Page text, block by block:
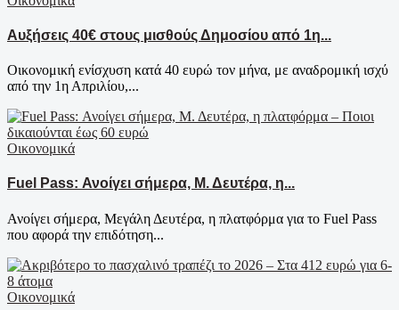
Αυξήσεις 40€ στους μισθούς Δημοσίου από 1η...
Οικονομική ενίσχυση κατά 40 ευρώ τον μήνα, με αναδρομική ισχύ
από την 1η Απριλίου,...
Οικονομικά
Fuel Pass: Ανοίγει σήμερα, Μ. Δευτέρα, η...
Ανοίγει σήμερα, Μεγάλη Δευτέρα, η πλατφόρμα για το Fuel Pass
που αφορά την επιδότηση...
Οικονομικά